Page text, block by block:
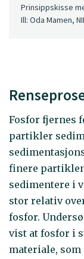
Prinsippskisse
Ill: Oda Mamen,
Fosfor fjernes
partikler
finere
sedimentere i
stor relativ
fosfor.
vist at fosfor i
materiale,